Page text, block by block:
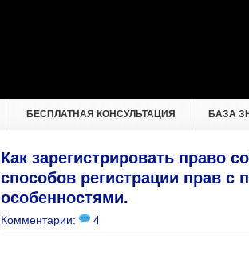
БЕСПЛАТНАЯ КОНСУЛЬТАЦИЯ БАЗА
Как зарегистрировать право
способов регистрации прав
особенностями.
Комментарии: 4